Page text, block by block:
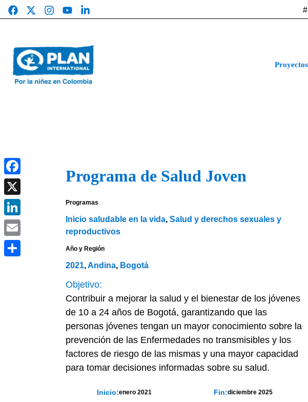
Saltar
al
Proyectos
Programa de Salud Joven
Programas
Inicio saludable en la vida, Salud y derechos sexuales y
reproductivos
Año y Región
2021,Andina, Bogotá
Objetivo:
Contribuir a mejorar la salud y el bienestar de los jóvenes
de 10 a 24 años de Bogotá, garantizando que las
personas jóvenes tengan un mayor conocimiento sobre la
prevención de las Enfermedades no transmisibles y los
factores de riesgo de las mismas y una mayor capacidad
para tomar decisiones informadas sobre su salud.
Inicio:enero 2021 Fin:diciembre 2025
Facebook
X
LinkedIn
Email